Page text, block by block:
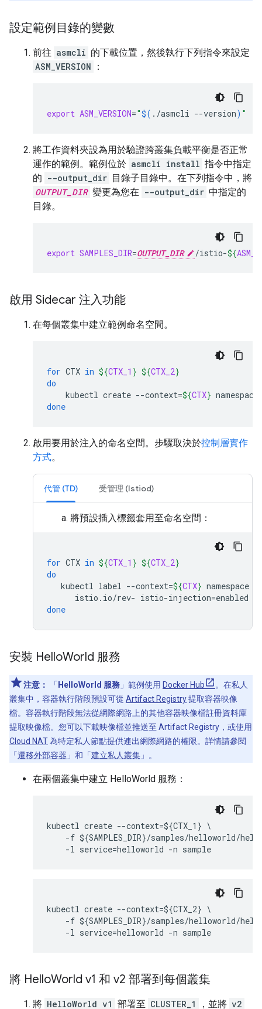
設定範例目錄的變數
前往 asmcli 的下載位置，然後執行下列指令來設定
ASM_VERSION
：
export ASM_VERSION="$( ./asmcli --version) "
將工作資料夾設為用於驗證跨叢集負載平衡是否正常
運作的範例。範例位於 asmcli install 指令中指定
的 --output_dir 目錄子目錄中。在下列指令中，將
OUTPUT_DIR 變更為您在 --output_dir 中指定的
目錄。
export SAMPLES_DIR=OUTPUT_DIR /istio-${
啟用 Sidecar 注入功能
在每個叢集中建立範例命名空間。
for CTX in ${CTX_1 } ${CTX_2}
do
kubectl create --context=${CTX} namespace
done
啟用要用於注入的命名空間。步驟取決於控制層實作
方式。
代管 (TD) 受管理 (Istiod)
將預設插入標籤套用至命名空間：
for CTX in ${CTX_1 } ${CTX_2}
do
kubectl label --context=${CTX} namespace
istio.io/rev- istio-injection=enabled
done
安裝 HelloWorld 服務
注意： 「 HelloWorld 服務 」範例使用 Docker Hub
。在私人
叢集中，容器執行階段預設可從 Artifact Registry提取容器映像
檔。容器執行階段無法從網際網路上的其他容器映像檔註冊資料庫
提取映像檔。您可以下載映像檔並推送至 Artifact Registry，或使用
Cloud NAT為特定私人節點提供連出網際網路的權限。詳情請參閱
「 遷移外部容器 」和「 建立私人叢集 」。
在兩個叢集中建立 HelloWorld 服務：
kubectl create --context=${CTX_1} \
-f ${SAMPLES_DIR}/samples/helloworld/
kubectl create --context=${CTX_2} \
-f ${SAMPLES_DIR}/samples/helloworld/
將 HelloWorld v1 和 v2 部署到每個叢集
將 HelloWorld v1 部署至 CLUSTER_1 ，並將 v2